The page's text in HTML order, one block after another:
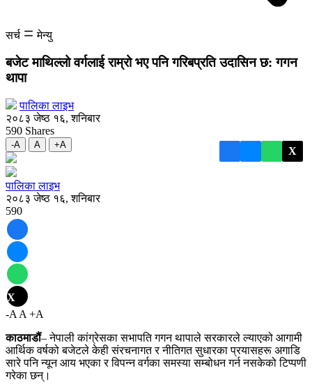
सर्च मेन्यु
बजेट माथिल्लो वर्गलाई राम्रो भए पनि गरिबप्रति उदासिन छ: गगन
थापा
पालिका लाइभ
२०८३ जेष्ठ १६, शनिबार
590 Shares
X
-A A +A
पालिका लाइभ
२०८३ जेष्ठ १६, शनिबार
590
X
-A A +A
काठमाडौं– नेपाली कांग्रेसका सभापति गगन थापाले सरकारले ल्याएको आगामी
आर्थिक वर्षको बजेटले केही संरचनागत र नीतिगत सुधारका प्रयासहरू अगाडि
सारे पनि न्यून आय भएका र विपन्न वर्गका समस्या सम्बोधन गर्न नसकेको टिप्पणी
गरेका छन्।